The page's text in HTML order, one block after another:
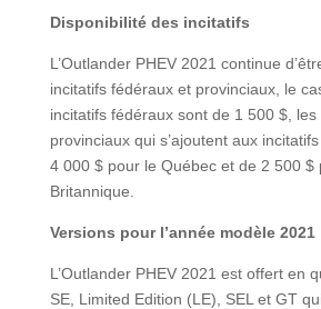
Disponibilité des incitatifs
L’Outlander PHEV 2021 continue
incitatifs fédéraux et provinciaux, le
incitatifs fédéraux sont de 1 500 $, les
provinciaux qui s’ajoutent aux
4 000 $ pour le Québec et de 2 500 $
Britannique.
Versions pour l’année modèle 2021
L’Outlander PHEV 2021 est offert en
SE, Limited Edition (LE), SEL et GT